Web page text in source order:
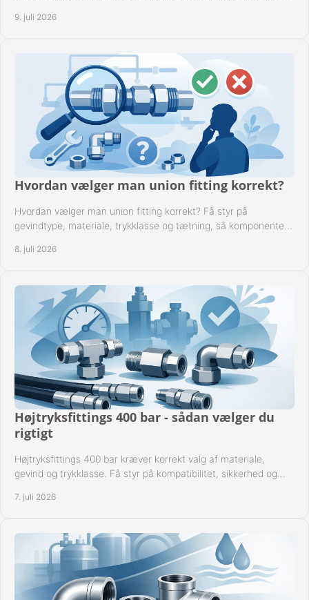
9. juli 2026
Hvordan vælger man union fitting korrekt?
Hvordan vælger man union fitting korrekt? Få styr på
gevindtype, materiale, trykklasse og tætning, så komponenten
8. juli 2026
Højtryksfittings 400 bar - sådan vælger du
rigtigt
Højtryksfittings 400 bar kræver korrekt valg af materiale,
gevind og trykklasse. Få styr på kompatibilitet, sikkerhed og
7. juli 2026